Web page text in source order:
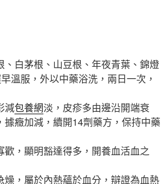
白茅根、山豆根、年夜青葉、錦燈
溫服，外以中藥浴洗，兩日一次，
減包養網淡，皮疹多由邊沿開端衰
癥加減，續開14劑藥方，保持中藥
歡，顯明豁達得多，開養血活血之
，屬於內熱蘊於血分，辯證為血熱